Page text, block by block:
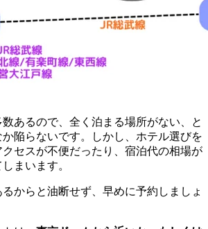
あるので、全く泊まる場所がない、と
陥らないです。しかし、ホテル選びを
セスが不便だったり、宿泊代の相場が
まいます。
からと油断せず、早めに予約しましょ